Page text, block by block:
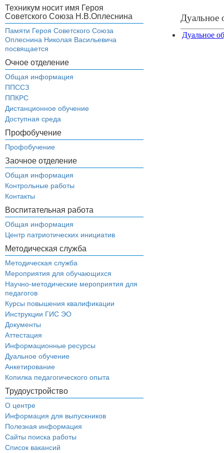
Техникум носит имя Героя
Советского Союза Н.В.Оплеснина
Памяти Героя Советского Союза
Оплеснина Николая Васильевича
посвящается
Очное отделение
Общая информация
ППССЗ
ППКРС
Дистанционное обучение
Доступная среда
Профобучение
Профобучение
Заочное отделение
Общая информация
Контрольные работы
Контакты
Воспитательная работа
Общая информация
Центр патриотических инициатив
Методическая служба
Методическая служба
Мероприятия для обучающихся
Научно-методические мероприятия для
педагогов
Курсы повышения квалификации
Инструкции ГИС ЭО
Документы
Аттестация
Информационные ресурсы
Дуальное обучение
Анкетирование
Копилка педагогического опыта
Трудоустройство
О центре
Информация для выпускников
Полезная информация
Сайты поиска работы
Список вакансий
Дуальное
Дуальное